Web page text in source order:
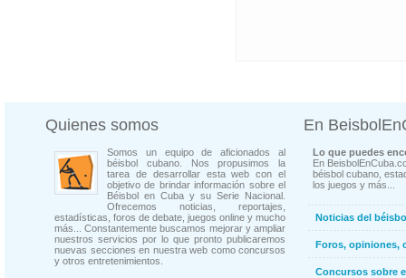
Quienes somos
Somos un equipo de aficionados al
béisbol cubano. Nos propusimos la
tarea de desarrollar esta web con el
objetivo de brindar información sobre el
Béisbol en Cuba y su Serie Nacional.
Ofrecemos noticias, reportajes,
estadísticas, foros de debate, juegos online y mucho
más... Constantemente buscamos mejorar y ampliar
nuestros servicios por lo que pronto publicaremos
nuevas secciones en nuestra web como concursos
y otros entretenimientos.
En
Lo que puedes
En
béisbol cubano,
los juegos y más...
Noticias del
Foros, opiniones,
Concursos sobre